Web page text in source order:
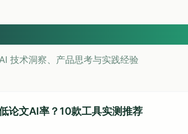
技术洞察、产品思考与实践经验
论文AI率？10款工具实测推荐